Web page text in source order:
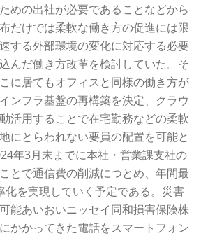
めの出社が必要であることなどから
だけでは柔軟な働き方の促進には限
する外部環境の変化に対応する必要
んだ働き方改革を検討していた。そ
に居てもオフィスと同様の働き方が
ンフラ基盤の再構築を決定、クラウ
活用することで在宅勤務などの柔軟
にとらわれない要員の配置を可能と
年3月末までに本社・営業課支社の
とで通信費の削減につとめ、年間最
化を実現していく予定である。災害
能あいおいニッセイ同和損害保険株
かかってきた電話をスマートフォン